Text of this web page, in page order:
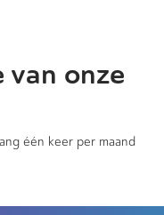
onze
één keer per maand